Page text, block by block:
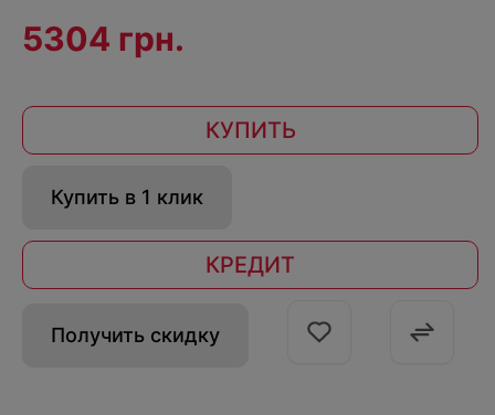
5304 грн.
КУПИТЬ
Купить в 1 клик
КРЕДИТ
Получить скидку